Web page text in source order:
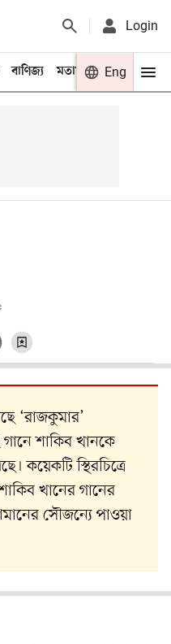
Login
বাণিজ্য মতামত খেলা
Eng
‘রাজকুমার’
গানেশাকিব খানকে
কয়েকটি স্থিরচিত্রে
খানের গানের
সৌজন্যে পাওয়া